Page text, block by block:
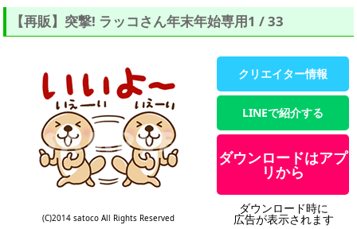
【再販】突撃! ラッコさん年末年始専用1 / 33
(C)2014 satoco All Rights Reserved
クリエイター情報
LINEで紹介する
ダウンロードはアプ
リから
ダウンロード時に
広告が表示されます